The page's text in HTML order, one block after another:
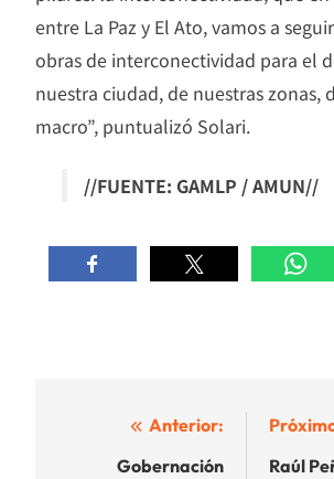
entre La Paz y El Ato, vamos a
obras de interconectividad para el
nuestra ciudad, de nuestras zonas,
macro”, puntualizó Solari.
//FUENTE: GAMLP / AMUN//
Navegación
Anterior:
Gobernación
Raúl